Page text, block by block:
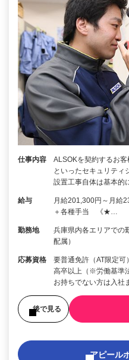
仕事内容
ALSOKを契約するお
といったセキュリティ
設置工事自体は基本的
給与
月給201,300円～月給
＋各種手当 《★…
勤務地
兵庫県内各エリアで
配属）
応募資格
要普通免許（AT限定
高卒以上（※労働基準
お持ちでない方は入社
後で見る
アピール